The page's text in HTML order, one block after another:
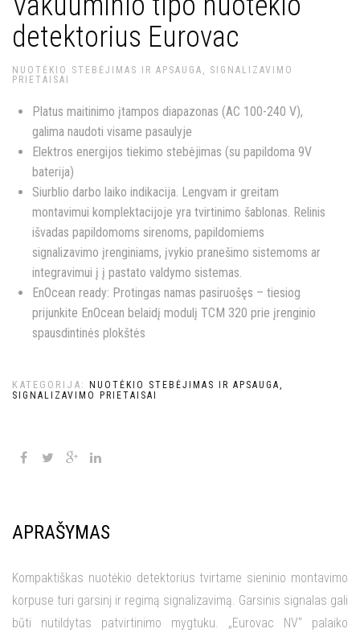
detektorius Eurovac
NUOTĖKIO STEBĖJIMAS IR APSAUGA, SIGNALIZAVIMO
PRIETAISAI
Platus maitinimo įtampos diapazonas (AC 100-240 V),
galima naudoti visame pasaulyje
Elektros energijos tiekimo stebėjimas (su papildoma 9V
baterija)
Siurblio darbo laiko indikacija. Lengvam ir greitam
montavimui komplektacijoje yra tvirtinimo šablonas. Relinis
išvadas papildomoms sirenoms, papildomiems
signalizavimo įrenginiams, įvykio pranešimo sistemoms ar
integravimui į į pastato valdymo sistemas.
EnOcean ready: Protingas namas pasiruošęs – tiesiog
prijunkite EnOcean belaidį modulį TCM 320 prie įrenginio
spausdintinės plokštės
KATEGORIJA:
NUOTĖKIO STEBĖJIMAS IR APSAUGA,
SIGNALIZAVIMO PRIETAISAI
APRAŠYMAS
Kompaktiškas nuotėkio detektorius tvirtame sieninio montavimo
korpuse turi garsinį ir regimą signalizavimą. Garsinis signalas gali
būti nutildytas patvirtinimo mygtuku. „Eurovac NV“ palaiko